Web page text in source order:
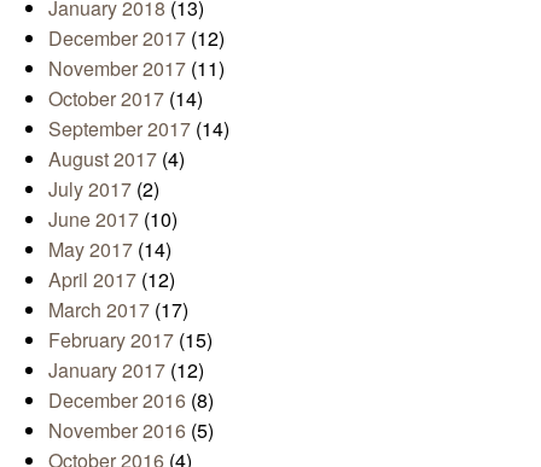
January 2018 (13)
December 2017 (12)
November 2017 (11)
October 2017 (14)
September 2017 (14)
August 2017 (4)
July 2017 (2)
June 2017 (10)
May 2017 (14)
April 2017 (12)
March 2017 (17)
February 2017 (15)
January 2017 (12)
December 2016 (8)
November 2016 (5)
October 2016 (4)